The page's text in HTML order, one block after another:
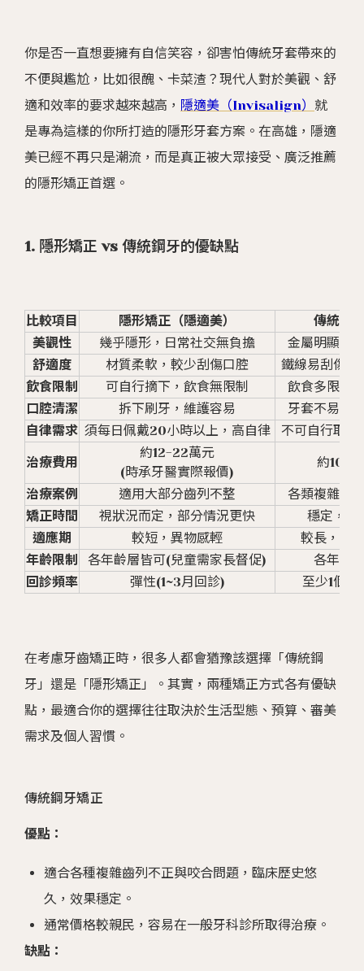
你是否一直想要擁有自信笑容，卻害怕傳統牙套帶來的
不便與尷尬，比如很醜、卡菜渣？現代人對於美觀、舒
適和效率的要求越來越高， 隱適美（Invisalign） 就
是專為這樣的你所打造的隱形牙套方案。在高雄，隱適
美已經不再只是潮流，而是真正被大眾接受、廣泛推薦
的隱形矯正首選。
1. 隱形矯正 vs 傳統鋼牙的優缺點
比較項目 隱形矯正（隱適美）
傳統鋼
美觀性
幾乎隱形，日常社交無負擔
金屬明顯，
舒適度
材質柔軟，較少刮傷口腔
鐵線易刮傷口
飲食限制
可自行摘下，飲食無限制
飲食多限制
口腔清潔
拆下刷牙，維護容易
牙套不易清
自律需求 須每日佩戴20小時以上，高自律 不可自行取下
治療費用
約12-22萬元
(時承牙醫實際報價)
約10-
治療案例 適用大部分齒列不整
各類複雜病
矯正時間
視狀況而定，部分情況更快
穩定，時
適應期
較短，異物感輕
較長，初
年齡限制
各年齡層皆可(兒童需家長督促)
各年齡
回診頻率
彈性(1~3月回診) 至少1個月
在考慮牙齒矯正時，很多人都會猶豫該選擇「傳統鋼
牙」還是「隱形矯正」。其實，兩種矯正方式各有優缺
點，最適合你的選擇往往取決於生活型態、預算、審美
需求及個人習慣。
傳統鋼牙矯正
優點：
適合各種複雜齒列不正與咬合問題，臨床歷史悠
久，效果穩定。
通常價格較親民，容易在一般牙科診所取得治療。
缺點：